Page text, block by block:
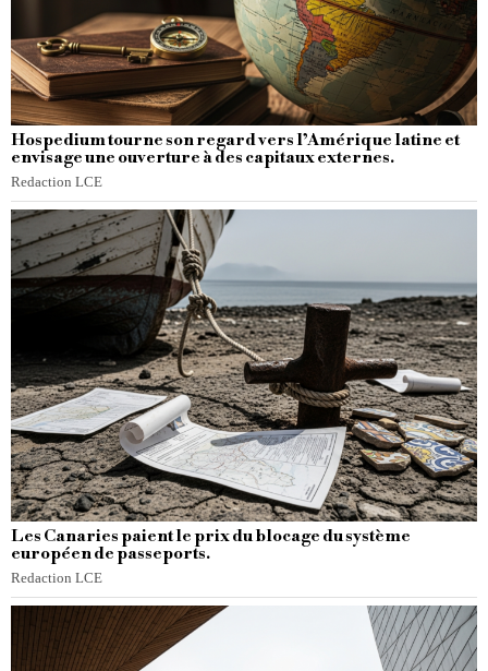
Hospedium tourne son regard vers l’Amérique latine et
envisage une ouverture à des capitaux externes.
Redaction LCE
Les Canaries paient le prix du blocage du système
européen de passeports.
Redaction LCE